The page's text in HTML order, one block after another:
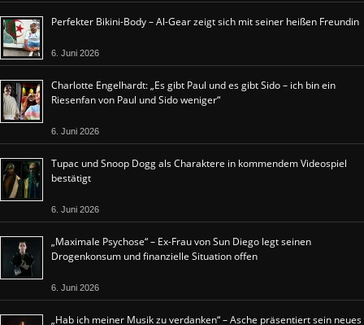
Perfekter Bikini-Body – Al-Gear zeigt sich mit seiner heißen Freundin
6. Juni 2026
Charlotte Engelhardt: „Es gibt Paul und es gibt Sido – ich bin ein
Riesenfan von Paul und Sido weniger“
6. Juni 2026
Tupac und Snoop Dogg als Charaktere in kommendem Videospiel
bestätigt
6. Juni 2026
„Maximale Psychose“ – Ex-Frau von Sun Diego legt seinen
Drogenkonsum und finanzielle Situation offen
6. Juni 2026
„Hab ich meiner Musik zu verdanken“ – Asche präsentiert sein neues